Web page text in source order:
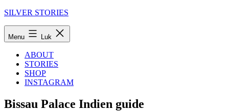
Fortsæt
SILVER STORIES
Menu Luk
ABOUT
STORIES
SHOP
INSTAGRAM
Bissau Palace Indien guide